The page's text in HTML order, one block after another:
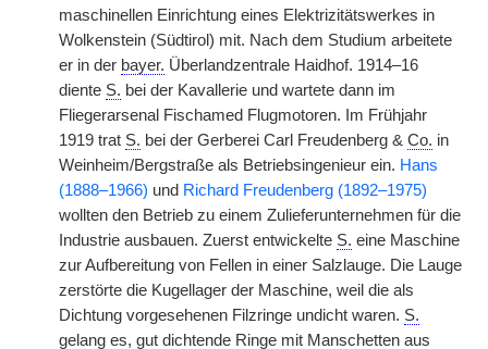
maschinellen Einrichtung eines Elektrizitätswerkes in
Wolkenstein (Südtirol) mit. Nach dem Studium arbeitete
er in der bayer. Überlandzentrale Haidhof. 1914–16
diente S. bei der Kavallerie und wartete dann im
Fliegerarsenal Fischamed Flugmotoren. Im Frühjahr
1919 trat S. bei der Gerberei Carl Freudenberg & Co. in
Weinheim/Bergstraße als Betriebsingenieur ein. Hans
(1888–1966) und Richard Freudenberg (1892–1975)
wollten den Betrieb zu einem Zulieferunternehmen für die
Industrie ausbauen. Zuerst entwickelte S. eine Maschine
zur Aufbereitung von Fellen in einer Salzlauge. Die Lauge
zerstörte die Kugellager der Maschine, weil die als
Dichtung vorgesehenen Filzringe undicht waren. S.
gelang es, gut dichtende Ringe mit Manschetten aus